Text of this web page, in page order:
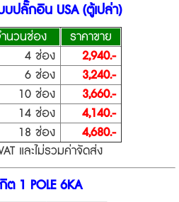
ปลั๊กอิน USA (ตู้เปล่า)
นวนช่อง
ราคาขาย
4 ช่อง
2,940.-
6 ช่อง
3,240.-
10 ช่อง
3,660.-
14 ช่อง
4,140.-
18 ช่อง
4,680.-
และไม่รวมค่าจัดส่ง
ต 1 POLE 6KA